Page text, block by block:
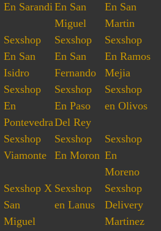
En SarandiEn San
Miguel
En San
Martin
Sexshop
En San
Isidro
Sexshop
En San
Fernando
Sexshop
En Ramos
Mejia
Sexshop
En
Pontevedra
Sexshop
En Paso
Del Rey
Sexshop
en Olivos
Sexshop
Viamonte
Sexshop
En Moron
Sexshop
En
Moreno
Sexshop X
San
Miguel
Sexshop
en Lanus
Sexshop
Delivery
Martinez